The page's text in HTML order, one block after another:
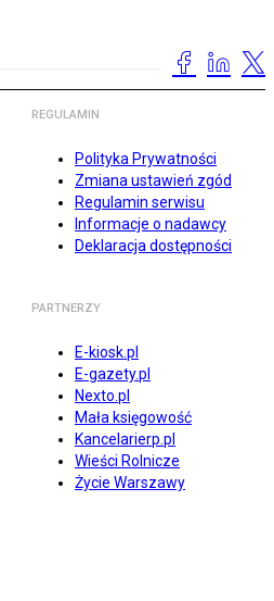
REGULAMIN
Polityka Prywatności
Zmiana ustawień zgód
Regulamin serwisu
Informacje o nadawcy
Deklaracja dostępności
PARTNERZY
E-kiosk.pl
E-gazety.pl
Nexto.pl
Mała księgowość
Kancelarierp.pl
Wieści Rolnicze
Życie Warszawy